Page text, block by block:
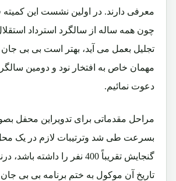
معرفی دارند. در اولین نشست این
چون همه ساله از سالگرد استرداد
تجلیل بعمل می آید، بهتر است بی بی
مهمان خاص به افتخار نود و دومین
دعوت نمائیم.
مراحل مقدماتی برای تدویراین محفل
بسرعت طی شد وترتیبات لازم در یک
گنجایش تقریباً 400 نفر را
تاریخ آن موکول به ختم برنامه بی بی